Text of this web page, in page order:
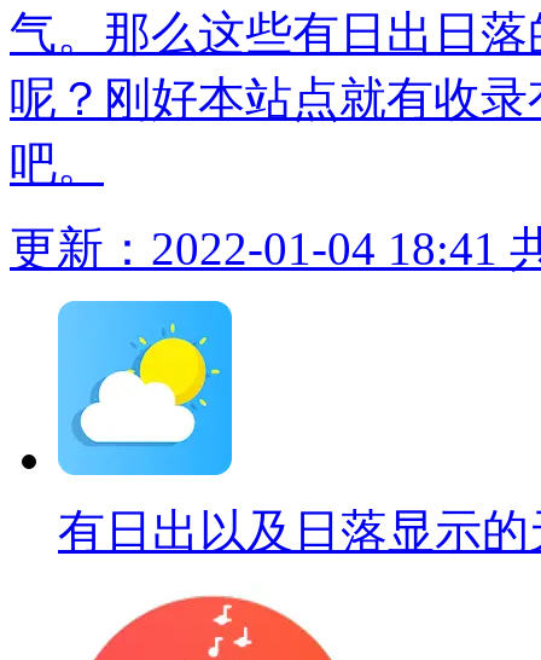
气。那么这些有日出日
呢？刚好本站点就有收
吧。
更新：2022-01-04 18:41
有日出以及日落显示